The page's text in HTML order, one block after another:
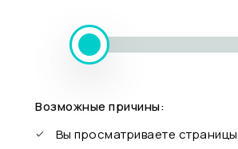
Возможные причины:
Вы просматриваете страницы